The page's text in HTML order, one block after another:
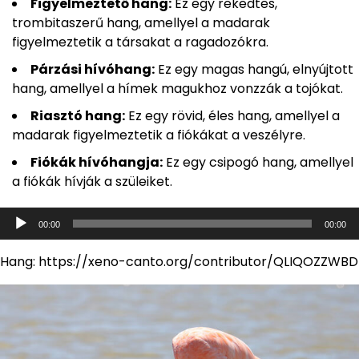
Figyelmeztető hang: Ez egy rekedtes,
trombitaszerű hang, amellyel a madarak
figyelmeztetik a társakat a ragadozókra.
Párzási hívóhang: Ez egy magas hangú, elnyújtott
hang, amellyel a hímek magukhoz vonzzák a tojókat.
Riasztó hang: Ez egy rövid, éles hang, amellyel a
madarak figyelmeztetik a fiókákat a veszélyre.
Fiókák hívóhangja: Ez egy csipogó hang, amellyel
a fiókák hívják a szüleiket.
Audió
lejátszó
00:00 00:00
Hang: https://xeno-canto.org/contributor/QLIQOZZWBD